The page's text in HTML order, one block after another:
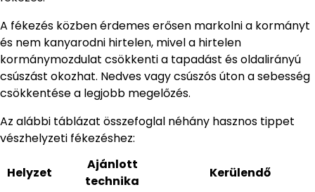
A fékezés közben érdemes erősen markolni a kormányt
és nem kanyarodni hirtelen, mivel a hirtelen
kormánymozdulat csökkenti a tapadást és oldalirányú
csúszást okozhat. Nedves vagy csúszós úton a sebesség
csökkentése a legjobb megelőzés.
Az alábbi táblázat összefoglal néhány hasznos tippet
vészhelyzeti fékezéshez:
Helyzet
Ajánlott
technika
Kerülendő